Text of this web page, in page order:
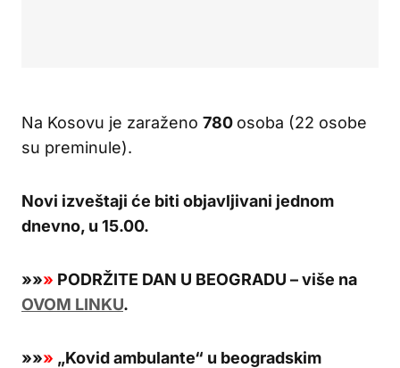
Na Kosovu je zaraženo 780 osoba (22 osobe
su preminule).
Novi izveštaji će biti objavljivani jednom
dnevno, u 15.00.
»»» PODRŽITE DAN U BEOGRADU – više na
OVOM LINKU.
»»» „Kovid ambulante“ u beogradskim